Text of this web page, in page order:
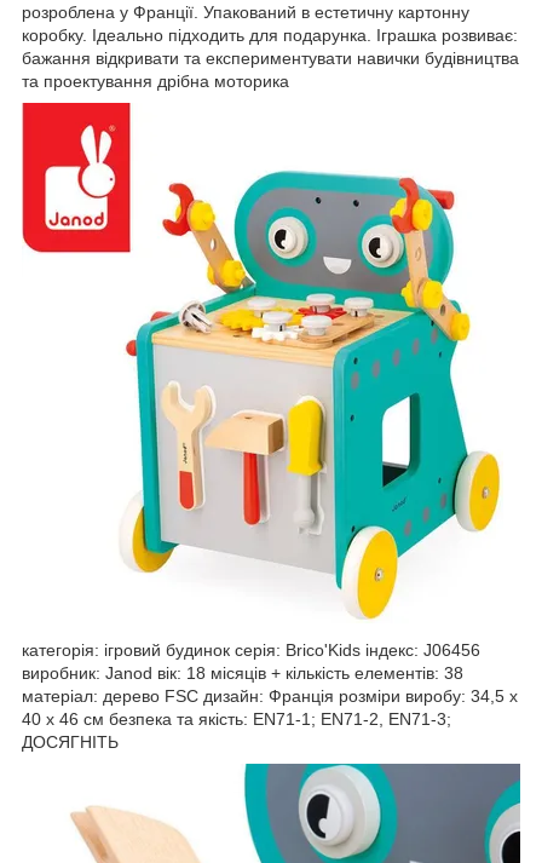
розроблена у Франції. Упакований в естетичну картонну
коробку. Ідеально підходить для подарунка. Іграшка розвиває:
бажання відкривати та експериментувати навички будівництва
та проектування дрібна моторика
категорія: ігровий будинок серія: Brico'Kids індекс: J06456
виробник: Janod вік: 18 місяців + кількість елементів: 38
матеріал: дерево FSC дизайн: Франція розміри виробу: 34,5 х
40 х 46 см безпека та якість: EN71-1; EN71-2, EN71-3;
ДОСЯГНІТЬ